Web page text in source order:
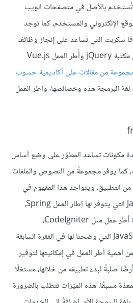
تُستخدم بالأصل في متصفحات الويب
الإلكتروني والمستخدم، كما توجد
سكربت التي تساعد على إنجاز وظائف
أكثر بنصوص برمجية أقل مثل مكتبة jQuery وأُطر العمل Vue.js
من مقالات على أكاديمية حسوب
البرمجة هذه وخصائصها، وأطر العمل
مكونات تساعد المطوّر على وضع أساس
كما يوفر مجموعةً من النصوص والملفات
من التطبيق، ويتواجد هذا المفهوم في
عدة لغات برمجية مثل لغة Java التي يتوفر لها إطار العمل Spring،
ولغة PHP التي يتوفر لها عدة أطر عمل مثل CodeIgniter،
وLaravel، وكذلك لغة JavaScript التي وضحنا لها في الفقرة السابقة
أهمية أطر العمل في إمكانيتها لتوفير
صلبةً لبدء تطبيقه من خلالها، مستغلًا
مسبقًا. هذه الميّزات تتطلب بالضرورة